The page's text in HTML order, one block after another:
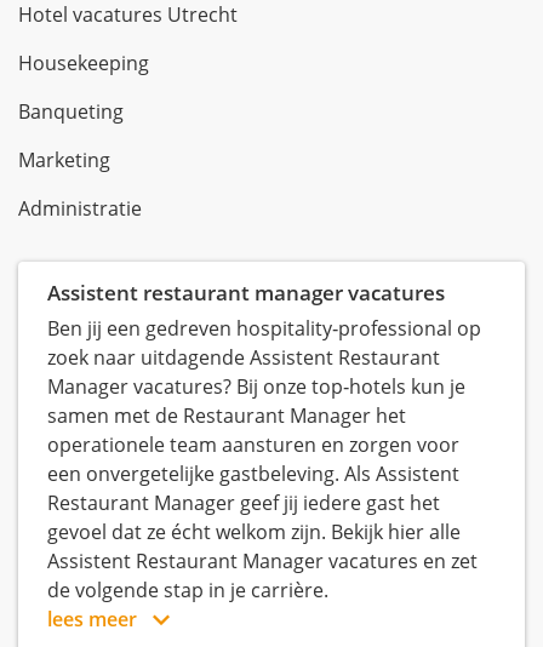
Hotel vacatures Utrecht
Housekeeping
Banqueting
Marketing
Administratie
Assistent restaurant manager vacatures
Ben jij een gedreven hospitality‑professional op
zoek naar uitdagende Assistent Restaurant
Manager vacatures? Bij onze top‑hotels kun je
samen met de Restaurant Manager het
operationele team aansturen en zorgen voor
een onvergetelijke gastbeleving. Als Assistent
Restaurant Manager geef jij iedere gast het
gevoel dat ze écht welkom zijn. Bekijk hier alle
Assistent Restaurant Manager vacatures en zet
de volgende stap in je carrière.
lees meer